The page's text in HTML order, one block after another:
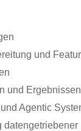
und
und
Agentic